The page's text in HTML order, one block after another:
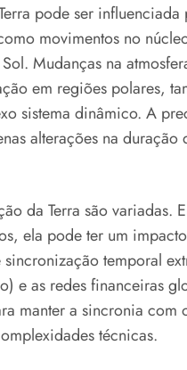
pode ser
movimentos no
Mudanças na
em regiões polares,
sistema dinâmico. A
alterações na
da Terra são variadas.
ela pode ter um
temporal
e as redes financeiras
manter a sincronia com
técnicas.